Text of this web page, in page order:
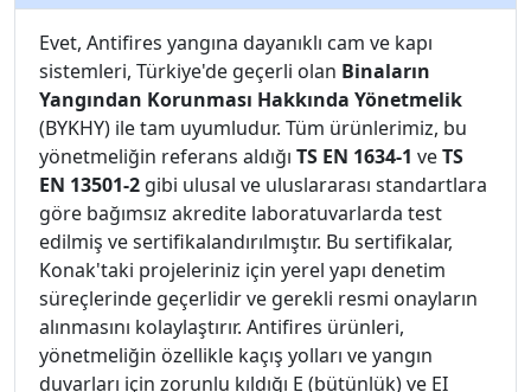
Evet, Antifires yangına dayanıklı cam ve kapı
sistemleri, Türkiye'de geçerli olan Binaların
Yangından Korunması Hakkında Yönetmelik
(BYKHY) ile tam uyumludur. Tüm ürünlerimiz, bu
yönetmeliğin referans aldığı TS EN 1634-1 veTS
EN 13501-2 gibi ulusal ve uluslararası standartlara
göre bağımsız akredite laboratuvarlarda test
edilmiş ve sertifikalandırılmıştır. Bu sertifikalar,
Konak'taki projeleriniz için yerel yapı denetim
süreçlerinde geçerlidir ve gerekli resmi onayların
alınmasını kolaylaştırır. Antifires ürünleri,
yönetmeliğin özellikle kaçış yolları ve yangın
duvarları için zorunlu kıldığı E (bütünlük) ve EI